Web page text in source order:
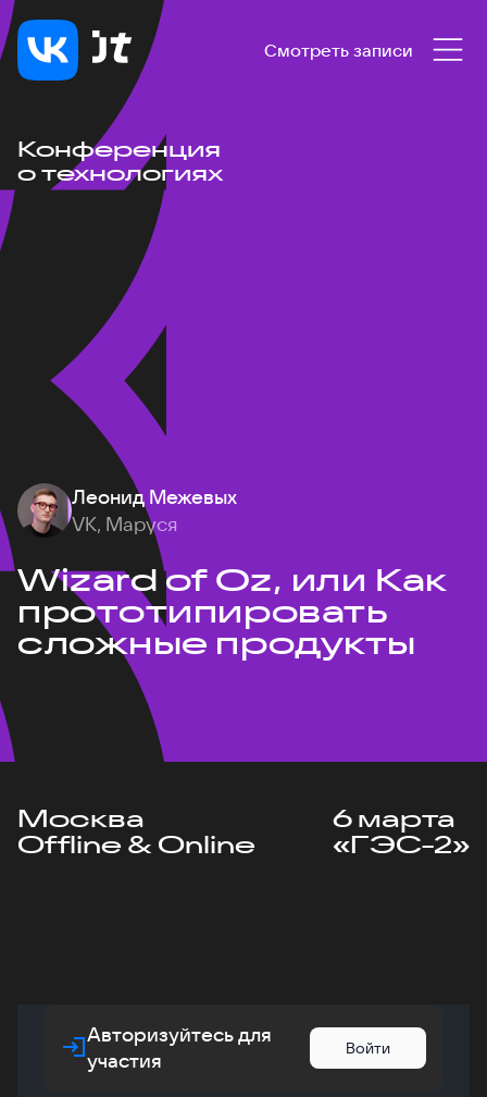
Смотреть записи
Конференция
о технологиях
Леонид Межевых
VK, Маруся
Wizard of Oz, или Как
прототипировать
сложные продукты
Москва
Offline & Online
6 марта
«ГЭС-2»
Авторизуйтесь для
участия
Войти